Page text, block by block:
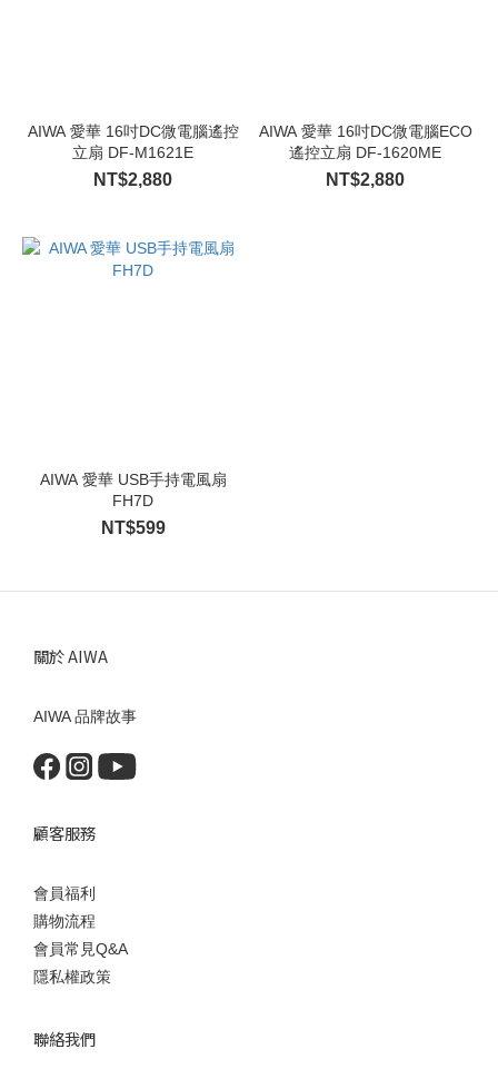
AIWA 愛華 16吋DC微電腦遙控
立扇 DF-M1621E
NT$2,880
AIWA 愛華 16吋DC微電腦ECO
遙控立扇 DF-1620ME
NT$2,880
AIWA 愛華 USB手持電風扇
FH7D
NT$599
關於 AIWA
AIWA 品牌故事
顧客服務
會員福利
購物流程
會員常見Q&A
隱私權政策
聯絡我們